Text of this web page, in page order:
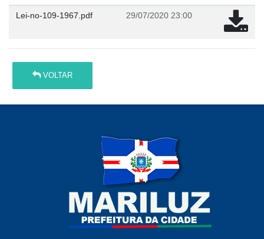
Lei-no-109-1967.pdf 29/07/2020 23:00
VOLTAR